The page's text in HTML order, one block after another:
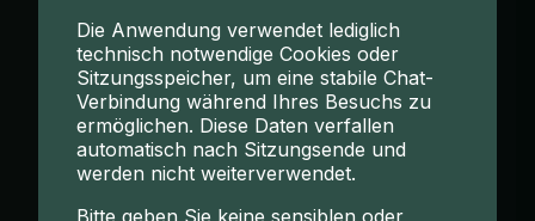
Die Anwendung verwendet lediglich
technisch notwendige Cookies oder
Sitzungsspeicher, um eine stabile Chat-
Verbindung während Ihres Besuchs zu
ermöglichen. Diese Daten verfallen
automatisch nach Sitzungsende und
werden nicht weiterverwendet.
Bitte geben Sie keine sensiblen oder